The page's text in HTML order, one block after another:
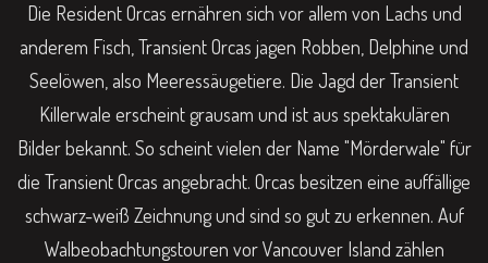
Die Resident Orcas ernähren sich vor allem von Lachs und
anderem Fisch, Transient Orcas jagen Robben, Delphine und
Seelöwen, also Meeressäugetiere. Die Jagd der Transient
Killerwale erscheint grausam und ist aus spektakulären
Bilder bekannt. So scheint vielen der Name "Mörderwale" für
die Transient Orcas angebracht. Orcas besitzen eine auffällige
schwarz-weiß Zeichnung und sind so gut zu erkennen. Auf
Walbeobachtungstouren vor Vancouver Island zählen